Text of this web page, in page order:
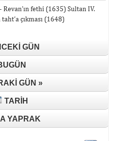
fethi (1635) Sultan IV.
çıkması (1648)
GÜN
GÜN »
TARIH
YAPRAK